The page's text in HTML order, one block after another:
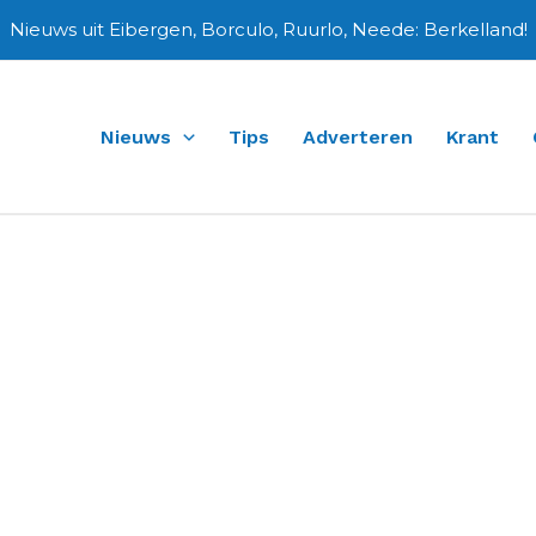
Nieuws uit Eibergen, Borculo, Ruurlo, Neede: Berkelland!
Nieuws Tips Adverteren Krant